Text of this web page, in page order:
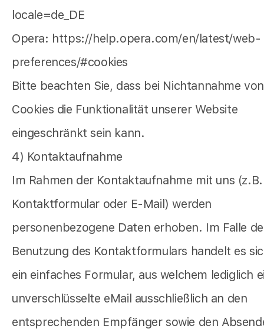
locale=de_DE
Opera: https://help.opera.com/en/latest/web-
preferences/#cookies
Bitte beachten Sie, dass bei Nichtannahme von
Cookies die Funktionalität unserer Website
eingeschränkt sein kann.
4) Kontaktaufnahme
Im Rahmen der Kontaktaufnahme mit uns
Kontaktformular oder E-Mail) werden
personenbezogene Daten erhoben. Im Falle
Benutzung des Kontaktformulars handelt es
ein einfaches Formular, aus welchem lediglich
unverschlüsselte eMail ausschließlich an den
entsprechenden Empfänger sowie den